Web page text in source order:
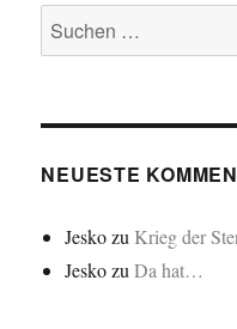
Suchen
nach:
NEUESTE
Jeskozu Krieg der
JeskozuDa hat…